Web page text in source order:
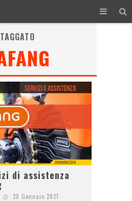
TAGGATO
di assistenza
20 Gennaio 2021